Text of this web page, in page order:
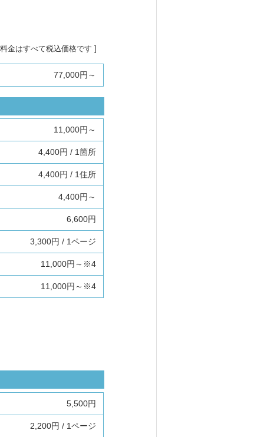
金はすべて税込価格です ]
77,000円～
11,000円～
4,400円 / 1箇所
4,400円 / 1住所
4,400円～
6,600円
3,300円 / 1ページ
11,000円～※4
11,000円～※4
5,500円
2,200円 / 1ページ